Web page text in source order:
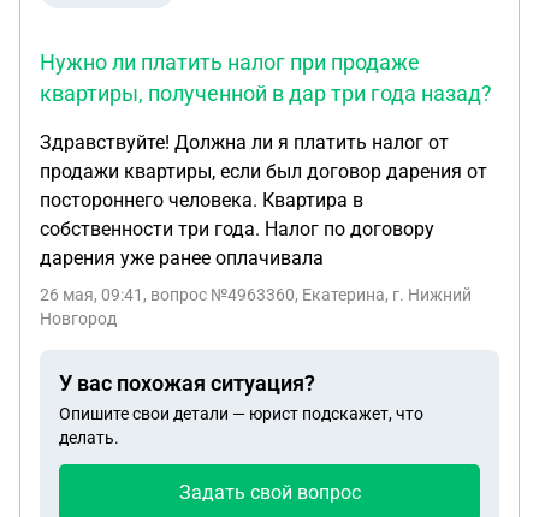
Нужно ли платить налог при продаже
квартиры, полученной в дар три года назад?
Здравствуйте! Должна ли я платить налог от
продажи квартиры, если был договор дарения от
постороннего человека. Квартира в
собственности три года. Налог по договору
дарения уже ранее оплачивала
26 мая, 09:41 , вопрос №4963360, Екатерина, г. Нижний
Новгород
У вас похожая ситуация?
Опишите свои детали — юрист подскажет, что
делать.
Задать свой вопрос